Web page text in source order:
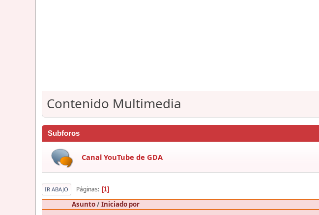
Contenido Multimedia
Subforos
Canal YouTube de GDA
IR ABAJO Páginas 1
Asunto/Iniciado por